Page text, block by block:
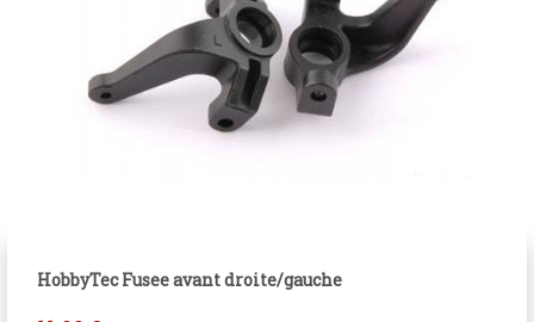
HobbyTec Fusee avant droite/gauche